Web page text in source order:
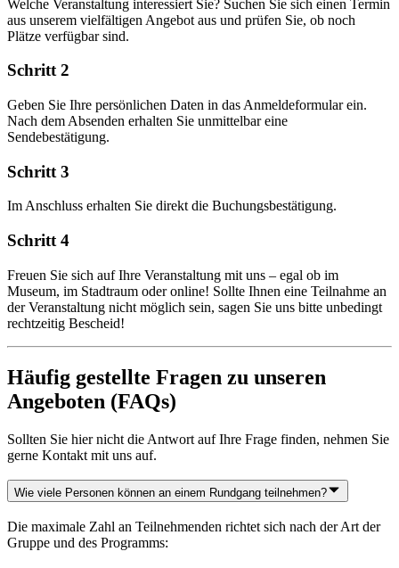
Welche Veranstaltung interessiert Sie? Suchen Sie sich einen Termin
aus unserem vielfältigen Angebot aus und prüfen Sie, ob noch
Plätze verfügbar sind.
Schritt 2
Geben Sie Ihre persönlichen Daten in das Anmeldeformular ein.
Nach dem Absenden erhalten Sie unmittelbar eine
Sendebestätigung.
Schritt 3
Im Anschluss erhalten Sie direkt die Buchungsbestätigung.
Schritt 4
Freuen Sie sich auf Ihre Veranstaltung mit uns – egal ob im
Museum, im Stadtraum oder online! Sollte Ihnen eine Teilnahme an
der Veranstaltung nicht möglich sein, sagen Sie uns bitte unbedingt
rechtzeitig Bescheid!
Häufig gestellte Fragen zu unseren
Angeboten (FAQs)
Sollten Sie hier nicht die Antwort auf Ihre Frage finden, nehmen Sie
gerne Kontakt mit uns auf.
Wie viele Personen können an einem Rundgang teilnehmen?
Die maximale Zahl an Teilnehmenden richtet sich nach der Art der
Gruppe und des Programms: